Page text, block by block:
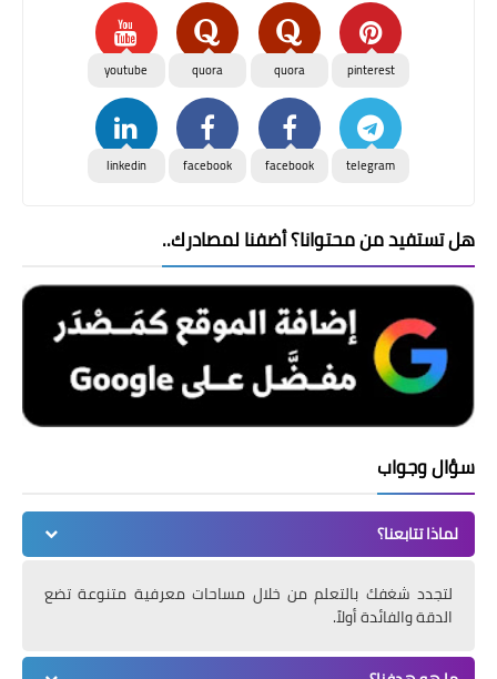
pinterest
quora
quora
youtube
telegram
facebook
facebook
linkedin
هل تستفيد من محتوانا؟ أضفنا لمصادرك..
سؤال وجواب
لماذا تتابعنا؟
لتجدد شغفك بالتعلم من خلال مساحات معرفية متنوعة تضع
الدقة والفائدة أولاً.